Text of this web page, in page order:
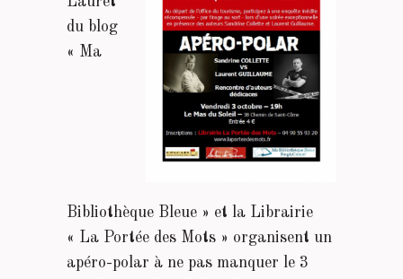
du blog
« Ma
Bibliothèque Bleue » et la Librairie
« La Portée des Mots » organisent un
apéro-polar à ne pas manquer le 3